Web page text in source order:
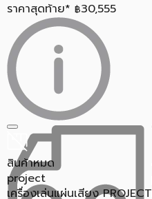
ราคาสุดท้าย* ฿30,555
สินค้าหมด
project
เครื่องเล่นแผ่นเสียง PROJECT